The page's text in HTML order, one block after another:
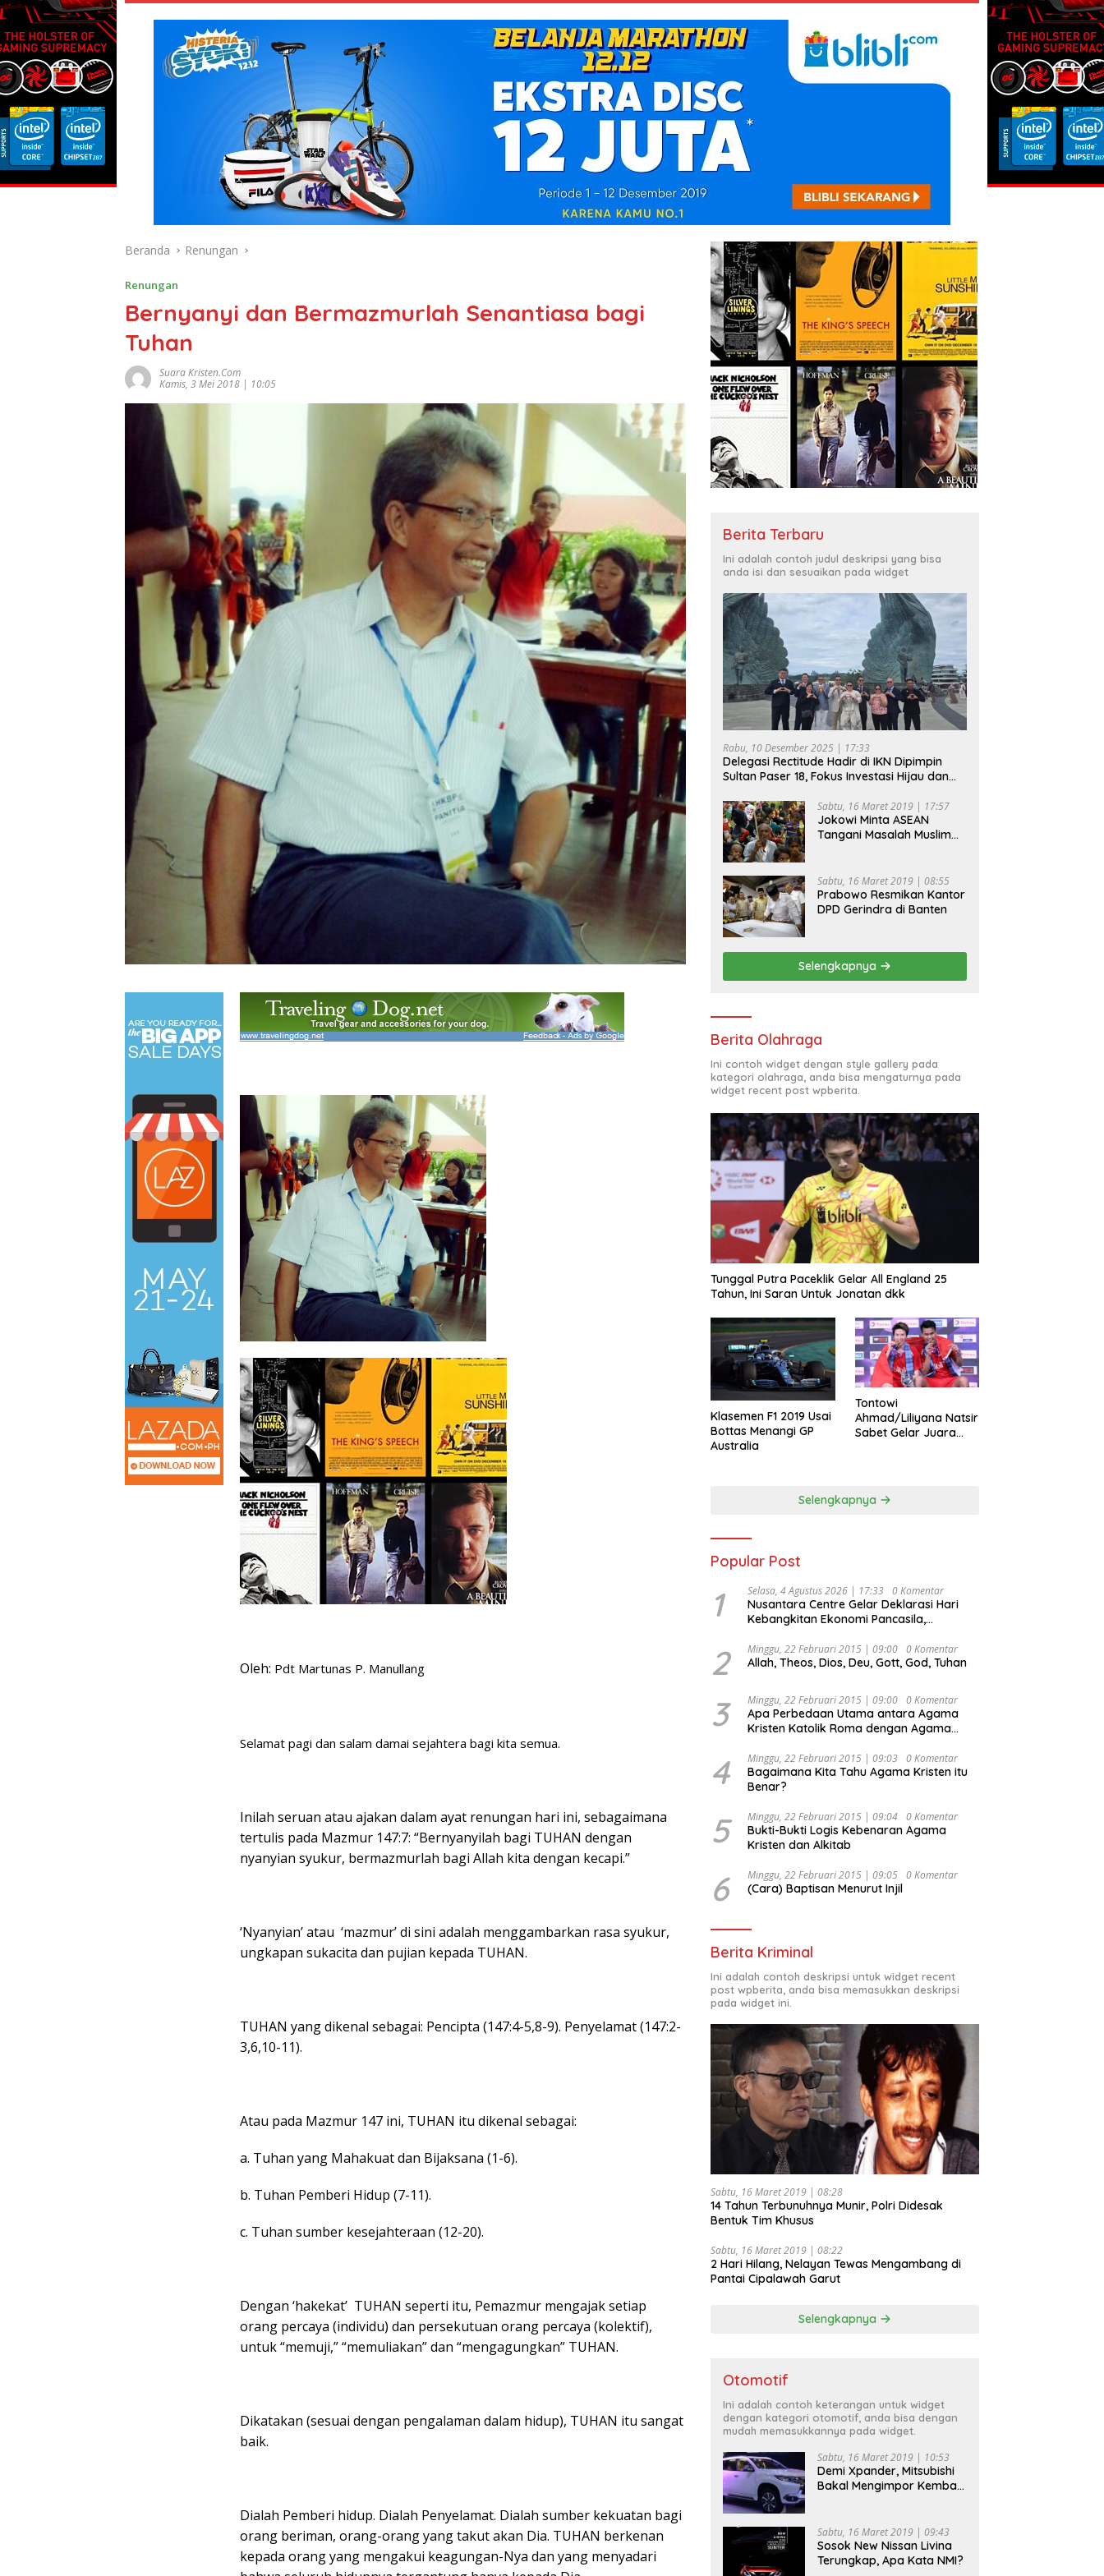
Beranda Renungan
Renungan
Bernyanyi dan Bermazmurlah Senantiasa bagi
Tuhan
Suara Kristen.com
Kamis, 3 Mei 2018 | 10:05
Oleh: Pdt Martunas P. Manullang
Selamat pagi dan salam damai sejahtera bagi kita semua.
Inilah seruan atau ajakan dalam ayat renungan hari ini, sebagaimana
tertulis pada Mazmur 147:7: “Bernyanyilah bagi TUHAN dengan
nyanyian syukur, bermazmurlah bagi Allah kita dengan kecapi.”
‘Nyanyian’ atau ‘mazmur’ di sini adalah menggambarkan rasa syukur,
ungkapan sukacita dan pujian kepada TUHAN.
TUHAN yang dikenal sebagai: Pencipta (147:4-5,8-9). Penyelamat (147:2-
3,6,10-11).
Atau pada Mazmur 147 ini, TUHAN itu dikenal sebagai:
a. Tuhan yang Mahakuat dan Bijaksana (1-6).
b. Tuhan Pemberi Hidup (7-11).
c. Tuhan sumber kesejahteraan (12-20).
Dengan ‘hakekat’ TUHAN seperti itu, Pemazmur mengajak setiap
orang percaya (individu) dan persekutuan orang percaya (kolektif),
untuk “memuji,” “memuliakan” dan “mengagungkan” TUHAN.
Dikatakan (sesuai dengan pengalaman dalam hidup), TUHAN itu sangat
baik.
Dialah Pemberi hidup. Dialah Penyelamat. Dialah sumber kekuatan bagi
orang beriman, orang-orang yang takut akan Dia. TUHAN berkenan
kepada orang yang mengakui keagungan-Nya dan yang menyadari
Berita Terbaru
Ini adalah contoh judul deskripsi yang bisa
anda isi dan sesuaikan pada widget
Rabu, 10 Desember 2025 | 17:33
Delegasi Rectitude Hadir di IKN Dipimpin
Sultan Paser 18, Fokus Investasi Hijau dan
Sabtu, 16 Maret 2019 | 17:57
Jokowi Minta ASEAN
Tangani Masalah Muslim
Sabtu, 16 Maret 2019 | 08:55
Prabowo Resmikan Kantor
DPD Gerindra di Banten
Selengkapnya
Berita Olahraga
Ini contoh widget dengan style gallery pada
kategori olahraga, anda bisa mengaturnya pada
widget recent post wpberita.
Tunggal Putra Paceklik Gelar All England 25
Tahun, Ini Saran Untuk Jonatan dkk
Klasemen F1 2019 Usai
Bottas Menangi GP
Australia
Tontowi
Ahmad/Liliyana Natsir
Sabet Gelar Juara
Selengkapnya
Popular Post
1 Selasa, 4 Agustus 2026 | 17:33 0 Komentar
Nusantara Centre Gelar Deklarasi Hari
Kebangkitan Ekonomi Pancasila,
Djojohadikusumo Anti Penjajahan
(Pergolakan Ekonomi Politik Indonesia) &
Undang Perekonomian Nasional dan
Kesejahteraan Sosial dalam Menata
Bangsa Menuju Indonesia Emas 2045”,
2 Minggu, 22 Februari 2015 | 09:00 0 Komentar
Allah, Theos, Dios, Deu, Gott, God, Tuhan
3 Minggu, 22 Februari 2015 | 09:00 0 Komentar
Apa Perbedaan Utama antara Agama
Kristen Katolik Roma dengan Agama
4 Minggu, 22 Februari 2015 | 09:03 0 Komentar
Bagaimana Kita Tahu Agama Kristen itu
Benar?
5 Minggu, 22 Februari 2015 | 09:04 0 Komentar
Bukti-Bukti Logis Kebenaran Agama
Kristen dan Alkitab
6 Minggu, 22 Februari 2015 | 09:05 0 Komentar
(Cara) Baptisan Menurut Injil
Berita Kriminal
Ini adalah contoh deskripsi untuk widget recent
post wpberita, anda bisa memasukkan deskripsi
pada widget ini.
Sabtu, 16 Maret 2019 | 08:28
14 Tahun Terbunuhnya Munir, Polri Didesak
Bentuk Tim Khusus
Sabtu, 16 Maret 2019 | 08:22
2 Hari Hilang, Nelayan Tewas Mengambang di
Pantai Cipalawah Garut
Selengkapnya
Otomotif
Ini adalah contoh keterangan untuk widget
dengan kategori otomotif, anda bisa dengan
mudah memasukkannya pada widget.
Sabtu, 16 Maret 2019 | 10:53
Demi Xpander, Mitsubishi
Bakal Mengimpor Kembali
Sabtu, 16 Maret 2019 | 09:43
Sosok New Nissan Livina
Terungkap, Apa Kata NMI?